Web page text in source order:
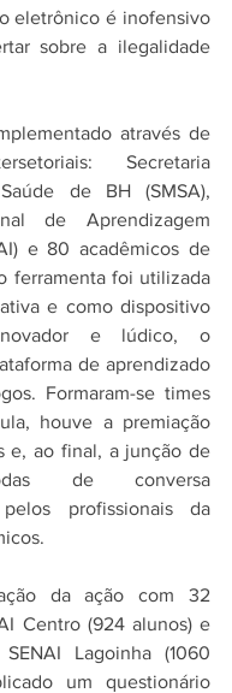
eletrônico é inofensivo
sobre a ilegalidade
através de
Secretaria
de BH (SMSA),
de Aprendizagem
e 80 acadêmicos de
ferramenta foi utilizada
e como dispositivo
e lúdico, o
de aprendizado
Formaram-se times
houve a premiação
e, ao final, a junção de
de conversa
pelos profissionais da
da ação com 32
Centro (924 alunos) e
Lagoinha (1060
um questionário